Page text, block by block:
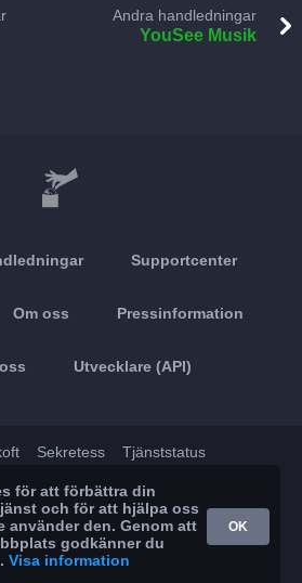
Andra handledningar
YouSee Musik
Supportcenter
Om oss Pressinformation
Utvecklare (API)
Sekretess Tjänststatus
Google Play
för att förbättra din
och för att hjälpa oss
använder den. Genom att
godkänner du
Visa information
OK